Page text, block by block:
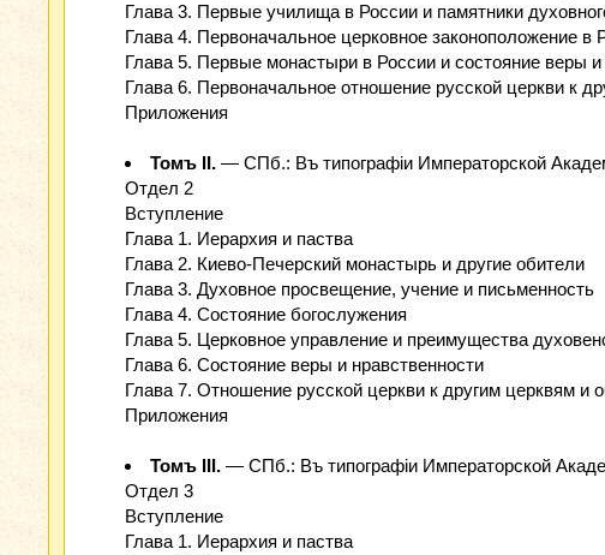
Глава 3. Первые училища в России и памятники
Глава 4. Первоначальное церковное законоположение в
Глава 5. Первые монастыри в России и состояние веры и
Глава 6. Первоначальное отношение русской церкви к
Приложения
Томъ ІІ. — СПб.: Въ типографіи Императорской
Отдел 2
Вступление
Глава 1. Иерархия и паства
Глава 2. Киево-Печерский монастырь и другие обители
Глава 3. Духовное просвещение, учение и письменность
Глава 4. Состояние богослужения
Глава 5. Церковное управление и преимущества
Глава 6. Состояние веры и нравственности
Глава 7. Отношение русской церкви к другим церквям и
Приложения
Томъ ІІІ. — СПб.: Въ типографіи Императорской
Отдел 3
Вступление
Глава 1. Иерархия и паства